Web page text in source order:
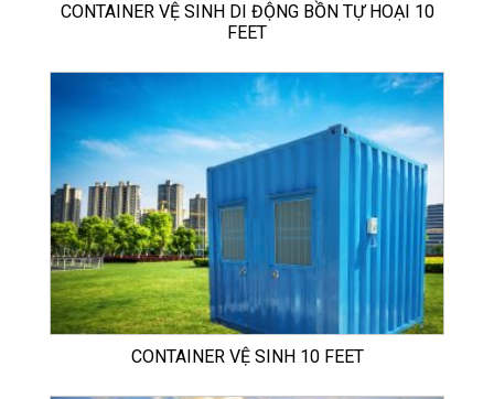
CONTAINER VỆ SINH DI ĐỘNG BỒN TỰ HOẠI 10
FEET
CONTAINER VỆ SINH 10 FEET